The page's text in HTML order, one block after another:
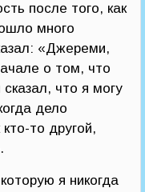
после того, как
много
«Джереми,
о том, что
что я могу
дело
то другой,
я никогда